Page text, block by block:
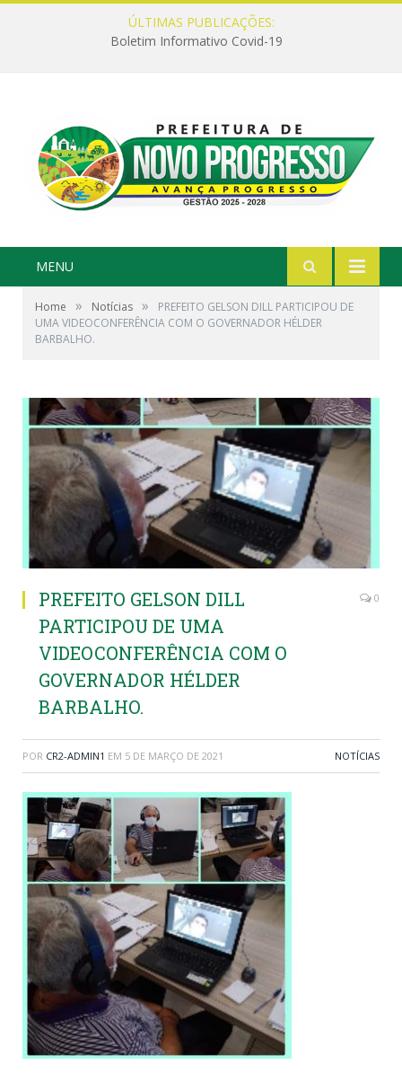
ÚLTIMAS PUBLICAÇÕES:
Boletim Informativo Covid-19
MENU
Home » Notícias »
PREFEITO GELSON DILL PARTICIPOU DE
UMA VIDEOCONFERÊNCIA COM O GOVERNADOR HÉLDER
BARBALHO.
PREFEITO GELSON DILL
PARTICIPOU DE UMA
VIDEOCONFERÊNCIA COM O
GOVERNADOR HÉLDER
BARBALHO.
0
POR CR2-ADMIN1 EM 5 DE MARÇO DE 2021 NOTÍCIAS